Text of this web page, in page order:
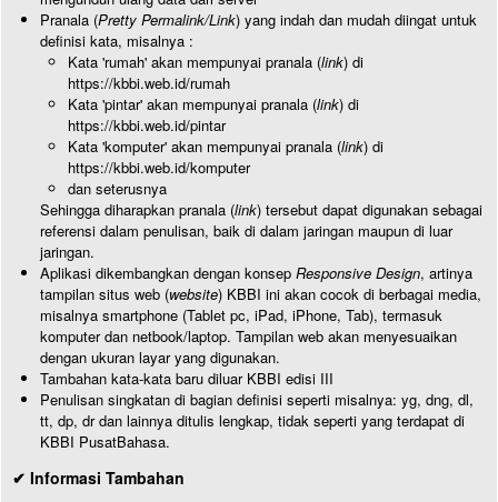
Pranala (Pretty Permalink/Link) yang indah dan mudah diingat untuk
definisi kata, misalnya :
Kata 'rumah' akan mempunyai pranala (link) di
https://kbbi.web.id/rumah
Kata 'pintar' akan mempunyai pranala (link) di
https://kbbi.web.id/pintar
Kata 'komputer' akan mempunyai pranala (link) di
https://kbbi.web.id/komputer
dan seterusnya
Sehingga diharapkan pranala (link) tersebut dapat digunakan sebagai
referensi dalam penulisan, baik di dalam jaringan maupun di luar
jaringan.
Aplikasi dikembangkan dengan konsep Responsive Design, artinya
tampilan situs web (website) KBBI ini akan cocok di berbagai media,
misalnya smartphone (Tablet pc, iPad, iPhone, Tab), termasuk
komputer dan netbook/laptop. Tampilan web akan menyesuaikan
dengan ukuran layar yang digunakan.
Tambahan kata-kata baru diluar KBBI edisi III
Penulisan singkatan di bagian definisi seperti misalnya: yg, dng, dl,
tt, dp, dr dan lainnya ditulis lengkap, tidak seperti yang terdapat di
KBBI PusatBahasa.
✔ Informasi Tambahan